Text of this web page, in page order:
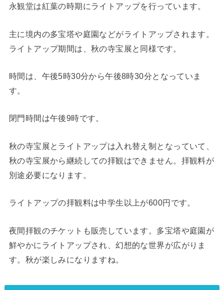
永観堂は紅葉の時期にライトアップを行っています。
主に境内の多宝塔や庭園などがライトアップされます。
ライトアップ期間は、秋の寺宝展と同様です。
時間は、午後5時30分から午後8時30分となっていま
す。
閉門時間は午後9時です。
秋の寺宝展とライトアップは入れ替え制となっていて、
秋の寺宝展から継続しての拝観はできません。拝観料が
別途必要になります。
ライトアップの拝観料は中学生以上が600円です。
夜間拝観のチケットも販売しています。多宝塔や庭園が
鮮やかにライトアップされ、幻想的な世界が広がりま
す。秋が楽しみになりますね。